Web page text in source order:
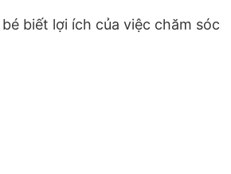
biết lợi ích của việc chăm sóc